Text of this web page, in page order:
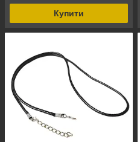
Купити